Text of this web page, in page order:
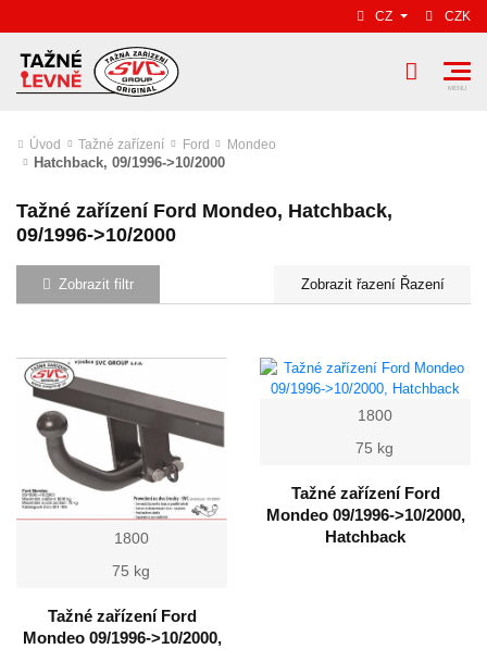
CZ CZK
Úvod Tažné zařízení Ford Mondeo
Hatchback, 09/1996->10/2000
Tažné zařízení Ford Mondeo, Hatchback,
09/1996->10/2000
Zobrazit filtr Řazení
1800
75 kg
Tažné zařízení Ford
Mondeo 09/1996->10/2000,
1800
75 kg
Tažné zařízení Ford
Mondeo 09/1996->10/2000,
Hatchback